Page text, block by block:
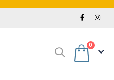
0